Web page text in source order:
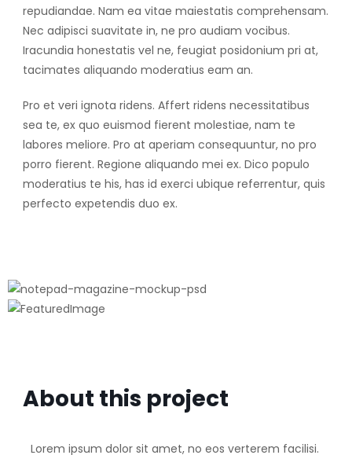
repudiandae. Nam ea vitae maiestatis comprehensam.
Nec adipisci suavitate in, ne pro audiam vocibus.
Iracundia honestatis vel ne, feugiat posidonium pri at,
tacimates aliquando moderatius eam an.
Pro et veri ignota ridens. Affert ridens necessitatibus
sea te, ex quo euismod fierent molestiae, nam te
labores meliore. Pro at aperiam consequuntur, no pro
porro fierent. Regione aliquando mei ex. Dico populo
moderatius te his, has id exerci ubique referrentur, quis
perfecto expetendis duo ex.
About this project
Lorem ipsum dolor sit amet, no eos verterem facilisi.